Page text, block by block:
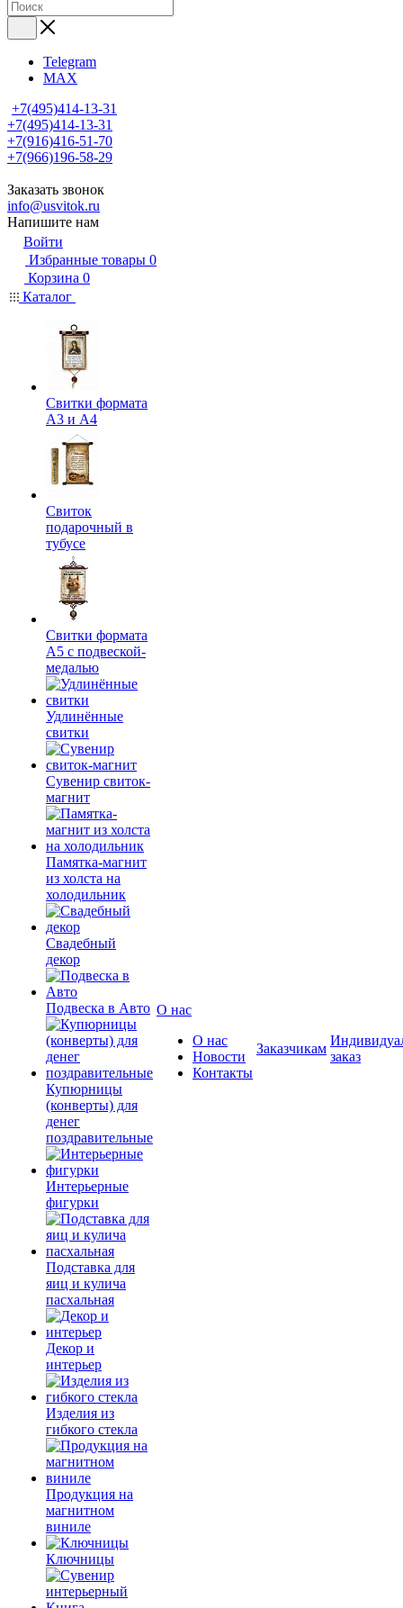
Telegram
MAX
+7(495)414-13-31
+7(495)414-13-31
+7(916)416-51-70
+7(966)196-58-29
Заказать звонок
info@usvitok.ru
Напишите нам
Войти
Избранные товары 0
Корзина 0
Каталог
Свитки формата
А3 и А4
Свиток
подарочный в
тубусе
Свитки формата
А5 с подвеской-
медалью
Удлинённые
свитки
Сувенир свиток-
магнит
Памятка-магнит
из холста на
холодильник
Свадебный
декор
Подвеска в Авто
Купюрницы
(конверты) для
денег
поздравительные
Интерьерные
фигурки
Подставка для
яиц и кулича
пасхальная
Декор и
интерьер
Изделия из
гибкого стекла
Продукция на
магнитном
виниле
Ключницы
О нас
О нас
Новости
Контакты
Заказчикам
заказ